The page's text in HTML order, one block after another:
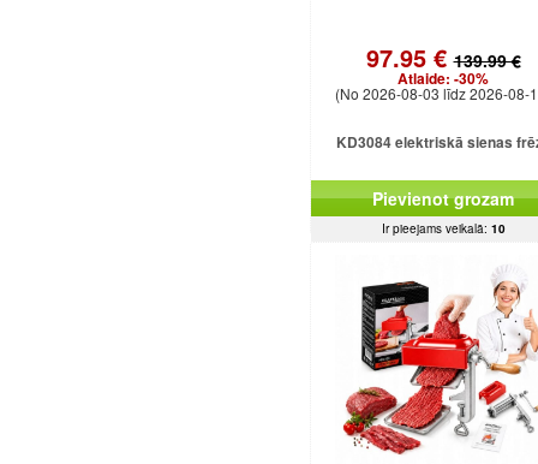
97.95 €139.99 €
Atlaide: -30%
(No 2026-08-03 līdz 2026-08-
KD3084 elektriskā sienas
Pievienot grozam
Ir pieejams veikalā: 10